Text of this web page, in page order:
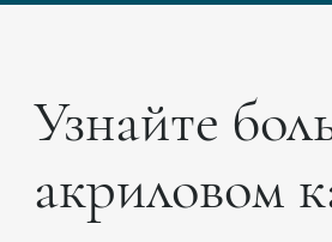
Узнайте
акриловом